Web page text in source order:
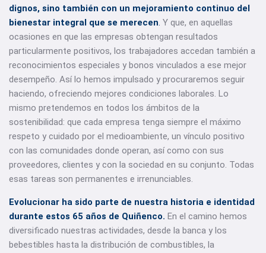
dignos, sino también con un mejoramiento continuo del
bienestar integral que se merecen. Y que, en aquellas
ocasiones en que las empresas obtengan resultados
particularmente positivos, los trabajadores accedan también a
reconocimientos especiales y bonos vinculados a ese mejor
desempeño. Así lo hemos impulsado y procuraremos seguir
haciendo, ofreciendo mejores condiciones laborales. Lo
mismo pretendemos en todos los ámbitos de la
sostenibilidad: que cada empresa tenga siempre el máximo
respeto y cuidado por el medioambiente, un vínculo positivo
con las comunidades donde operan, así como con sus
proveedores, clientes y con la sociedad en su conjunto. Todas
esas tareas son permanentes e irrenunciables.
Evolucionar ha sido parte de nuestra historia e identidad
durante estos 65 años de Quiñenco. En el camino hemos
diversificado nuestras actividades, desde la banca y los
bebestibles hasta la distribución de combustibles, la